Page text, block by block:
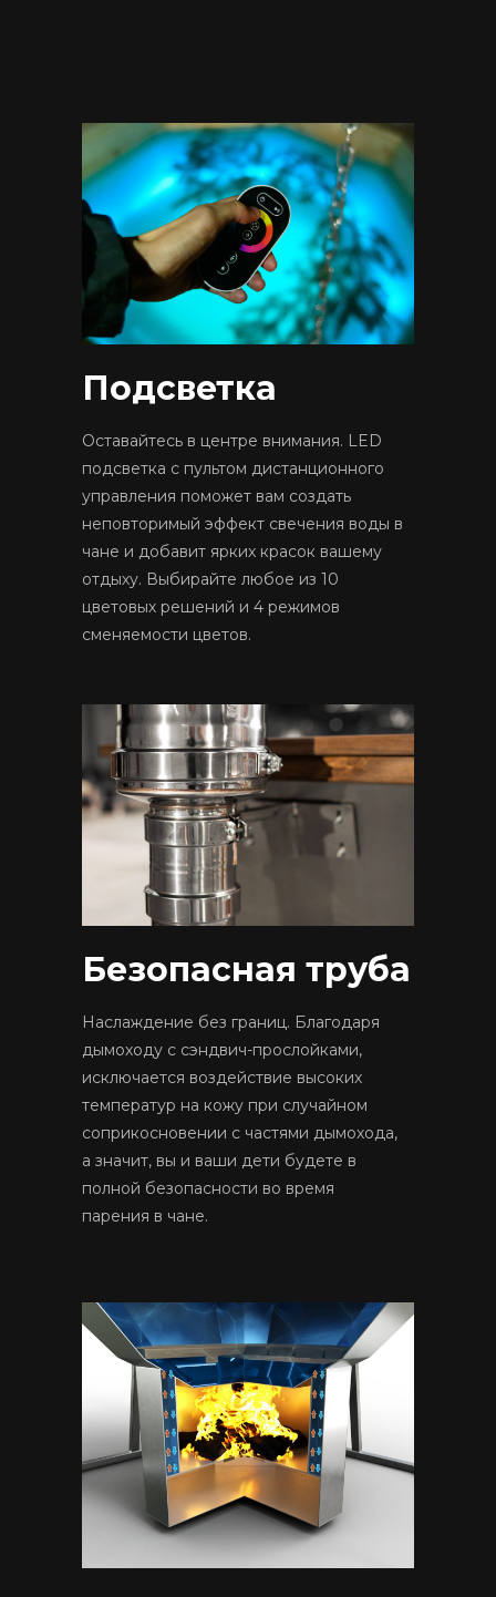
Подсветка
Оставайтесь в центре внимания. LED
подсветка с пультом дистанционного
управления поможет вам создать
неповторимый эффект свечения воды в
чане и добавит ярких красок вашему
отдыху. Выбирайте любое из 10
цветовых решений и 4 режимов
сменяемости цветов.
Безопасная труба
Наслаждение без границ. Благодаря
дымоходу с сэндвич-прослойками,
исключается воздействие высоких
температур на кожу при случайном
соприкосновении с частями дымохода,
а значит, вы и ваши дети будете в
полной безопасности во время
парения в чане.